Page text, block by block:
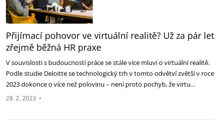
Přijímací pohovor ve virtuální realitě? Už za pár let
zřejmě běžná HR praxe
V souvislosti s budoucností práce se stále více mluví o virtuální realitě.
Podle studie Deloitte se technologický trh v tomto odvětví zvětší v roce
2023 dokonce o více než polovinu – není proto pochyb, že virtu…
28. 2. 2023 •